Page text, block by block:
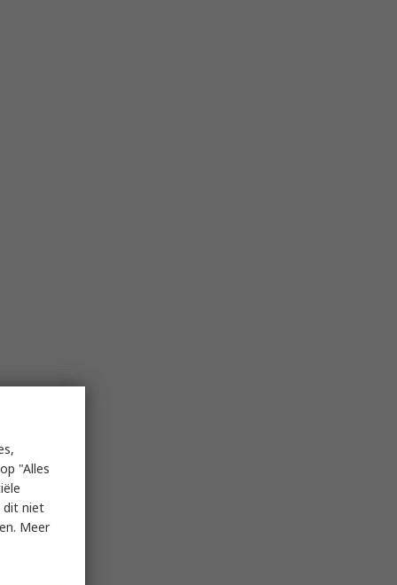
"Alles
dit niet
Meer